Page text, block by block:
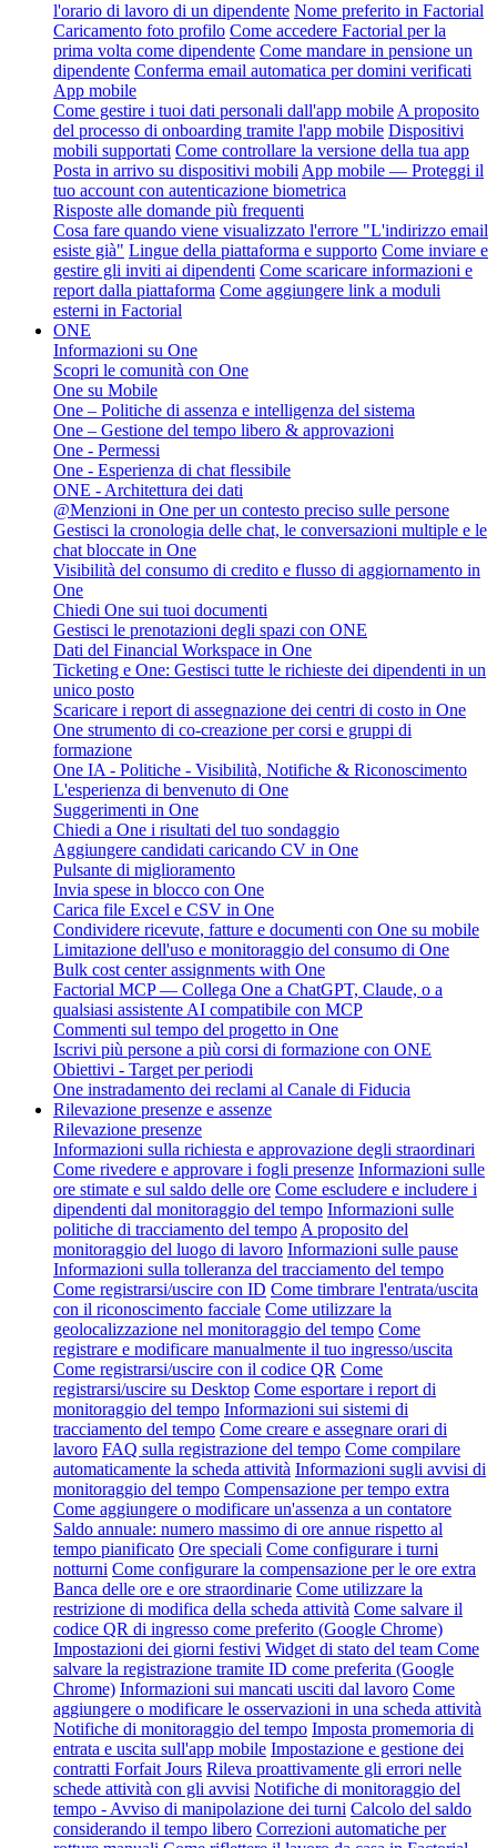
l'orario di lavoro di un dipendente Nome preferito in Factorial
Caricamento foto profilo Come accedere Factorial per la
prima volta come dipendente Come mandare in pensione un
dipendente Conferma email automatica per domini verificati
App mobile
Come gestire i tuoi dati personali dall'app mobile A proposito
del processo di onboarding tramite l'app mobile Dispositivi
mobili supportati Come controllare la versione della tua app
Posta in arrivo su dispositivi mobili App mobile — Proteggi il
tuo account con autenticazione biometrica
Risposte alle domande più frequenti
Cosa fare quando viene visualizzato l'errore "L'indirizzo email
esiste già" Lingue della piattaforma e supporto Come inviare e
gestire gli inviti ai dipendenti Come scaricare informazioni e
report dalla piattaforma Come aggiungere link a moduli
esterni in Factorial
ONE
Informazioni su One
Scopri le comunità con One
One su Mobile
One – Politiche di assenza e intelligenza del sistema
One – Gestione del tempo libero & approvazioni
One - Permessi
One - Esperienza di chat flessibile
ONE - Architettura dei dati
@Menzioni in One per un contesto preciso sulle persone
Gestisci la cronologia delle chat, le conversazioni multiple e le
chat bloccate in One
Visibilità del consumo di credito e flusso di aggiornamento in
One
Chiedi One sui tuoi documenti
Gestisci le prenotazioni degli spazi con ONE
Dati del Financial Workspace in One
Ticketing e One: Gestisci tutte le richieste dei dipendenti in un
unico posto
Scaricare i report di assegnazione dei centri di costo in One
One strumento di co-creazione per corsi e gruppi di
formazione
One IA - Politiche - Visibilità, Notifiche & Riconoscimento
L'esperienza di benvenuto di One
Suggerimenti in One
Chiedi a One i risultati del tuo sondaggio
Aggiungere candidati caricando CV in One
Pulsante di miglioramento
Invia spese in blocco con One
Carica file Excel e CSV in One
Condividere ricevute, fatture e documenti con One su mobile
Limitazione dell'uso e monitoraggio del consumo di One
Bulk cost center assignments with One
Factorial MCP — Collega One a ChatGPT, Claude, o a
qualsiasi assistente AI compatibile con MCP
Commenti sul tempo del progetto in One
Iscrivi più persone a più corsi di formazione con ONE
Obiettivi - Target per periodi
One instradamento dei reclami al Canale di Fiducia
Rilevazione presenze e assenze
Rilevazione presenze
Informazioni sulla richiesta e approvazione degli straordinari
Come rivedere e approvare i fogli presenze Informazioni sulle
ore stimate e sul saldo delle ore Come escludere e includere i
dipendenti dal monitoraggio del tempo Informazioni sulle
politiche di tracciamento del tempo A proposito del
monitoraggio del luogo di lavoro Informazioni sulle pause
Informazioni sulla tolleranza del tracciamento del tempo
Come registrarsi/uscire con ID Come timbrare l'entrata/uscita
con il riconoscimento facciale Come utilizzare la
geolocalizzazione nel monitoraggio del tempo Come
registrare e modificare manualmente il tuo ingresso/uscita
Come registrarsi/uscire con il codice QR Come
registrarsi/uscire su Desktop Come esportare i report di
monitoraggio del tempo Informazioni sui sistemi di
tracciamento del tempo Come creare e assegnare orari di
lavoro FAQ sulla registrazione del tempo Come compilare
automaticamente la scheda attività Informazioni sugli avvisi di
monitoraggio del tempo Compensazione per tempo extra
Come aggiungere o modificare un'assenza a un contatore
Saldo annuale: numero massimo di ore annue rispetto al
tempo pianificato Ore speciali Come configurare i turni
notturni Come configurare la compensazione per le ore extra
Banca delle ore e ore straordinarie Come utilizzare la
restrizione di modifica della scheda attività Come salvare il
codice QR di ingresso come preferito (Google Chrome)
Impostazioni dei giorni festivi Widget di stato del team Come
salvare la registrazione tramite ID come preferita (Google
Chrome) Informazioni sui mancati usciti dal lavoro Come
aggiungere o modificare le osservazioni in una scheda attività
Notifiche di monitoraggio del tempo Imposta promemoria di
entrata e uscita sull'app mobile Impostazione e gestione dei
contratti Forfait Jours Rileva proattivamente gli errori nelle
schede attività con gli avvisi Notifiche di monitoraggio del
tempo - Avviso di manipolazione dei turni Calcolo del saldo
considerando il tempo libero Correzioni automatiche per